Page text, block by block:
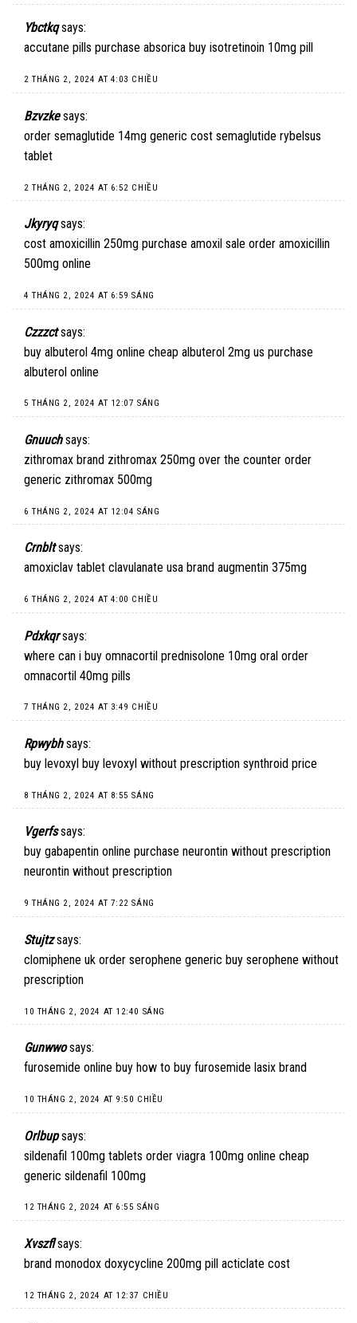
Ybctkq says:
accutane pills purchase absorica buy isotretinoin 10mg pill
2 THÁNG 2, 2024 AT 4:03 CHIỀU
Bzvzke says:
order semaglutide 14mg generic cost semaglutide rybelsus
tablet
2 THÁNG 2, 2024 AT 6:52 CHIỀU
Jkyryq says:
cost amoxicillin 250mg purchase amoxil sale order amoxicillin
500mg online
4 THÁNG 2, 2024 AT 6:59 SÁNG
Czzzct says:
buy albuterol 4mg online cheap albuterol 2mg us purchase
albuterol online
5 THÁNG 2, 2024 AT 12:07 SÁNG
Gnuuch says:
zithromax brand zithromax 250mg over the counter order
generic zithromax 500mg
6 THÁNG 2, 2024 AT 12:04 SÁNG
Crnblt says:
amoxiclav tablet clavulanate usa brand augmentin 375mg
6 THÁNG 2, 2024 AT 4:00 CHIỀU
Pdxkqr says:
where can i buy omnacortil prednisolone 10mg oral order
omnacortil 40mg pills
7 THÁNG 2, 2024 AT 3:49 CHIỀU
Rpwybh says:
buy levoxyl buy levoxyl without prescription synthroid price
8 THÁNG 2, 2024 AT 8:55 SÁNG
Vgerfs says:
buy gabapentin online purchase neurontin without prescription
neurontin without prescription
9 THÁNG 2, 2024 AT 7:22 SÁNG
Stujtz says:
clomiphene uk order serophene generic buy serophene without
prescription
10 THÁNG 2, 2024 AT 12:40 SÁNG
Gunwwo says:
furosemide online buy how to buy furosemide lasix brand
10 THÁNG 2, 2024 AT 9:50 CHIỀU
Orlbup says:
sildenafil 100mg tablets order viagra 100mg online cheap
generic sildenafil 100mg
12 THÁNG 2, 2024 AT 6:55 SÁNG
Xvszfl says:
brand monodox doxycycline 200mg pill acticlate cost
12 THÁNG 2, 2024 AT 12:37 CHIỀU